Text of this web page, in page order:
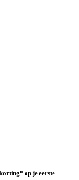
op je eerste